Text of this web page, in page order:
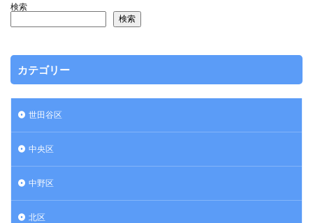
検索
検索
カテゴリー
世田谷区
中央区
中野区
北区